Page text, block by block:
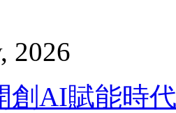
2026
創AI賦能時